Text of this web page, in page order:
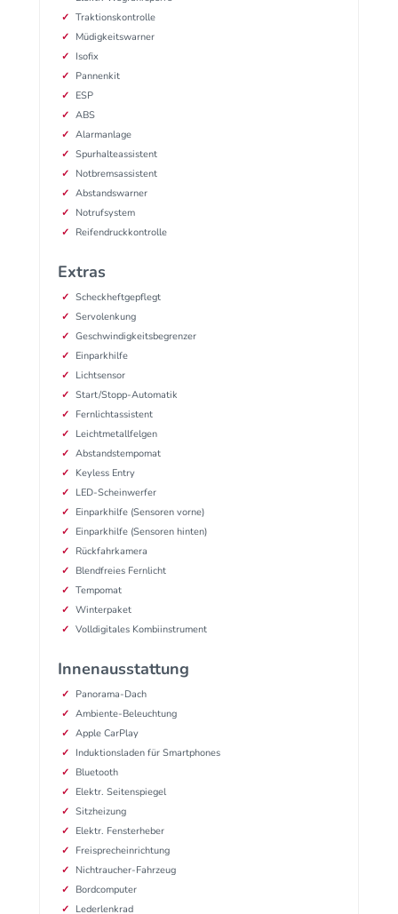
Traktionskontrolle
Müdigkeitswarner
Isofix
Pannenkit
ESP
ABS
Alarmanlage
Spurhalteassistent
Notbremsassistent
Abstandswarner
Notrufsystem
Reifendruckkontrolle
Extras
Scheckheftgepflegt
Servolenkung
Geschwindigkeitsbegrenzer
Einparkhilfe
Lichtsensor
Start/Stopp-Automatik
Fernlichtassistent
Leichtmetallfelgen
Abstandstempomat
Keyless Entry
LED-Scheinwerfer
Einparkhilfe (Sensoren vorne)
Einparkhilfe (Sensoren hinten)
Rückfahrkamera
Blendfreies Fernlicht
Tempomat
Winterpaket
Volldigitales Kombiinstrument
Innenausstattung
Panorama-Dach
Ambiente-Beleuchtung
Apple CarPlay
Induktionsladen für Smartphones
Bluetooth
Elektr. Seitenspiegel
Sitzheizung
Elektr. Fensterheber
Freisprecheinrichtung
Nichtraucher-Fahrzeug
Bordcomputer
Lederlenkrad